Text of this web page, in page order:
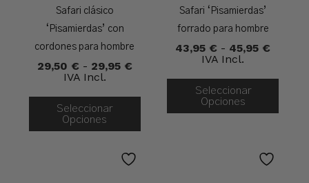
Safari clásico
‘Pisamierdas’ con
cordones para hombre
29,50 € - 29,95 €Rango
Desde
29,95 €
IVA Incl.
Seleccionar
Opciones
Safari ‘Pisamierdas’
forrado para hombre
43,95 € - 45,95 €Rango
Desde
45,95 €
IVA Incl.
Seleccionar
Opciones